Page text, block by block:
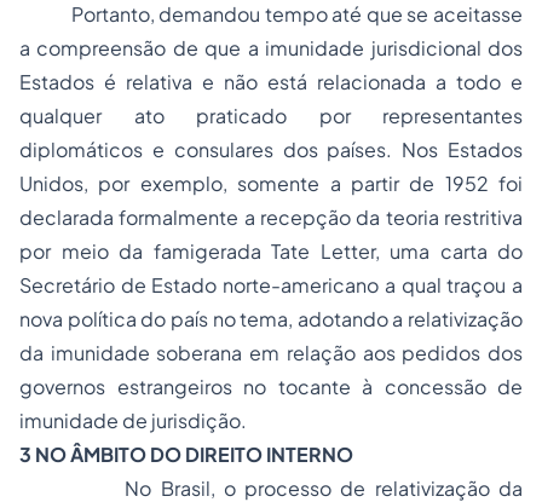
Portanto, demandou tempo até que se aceitasse
a compreensão de que a imunidade jurisdicional dos
Estados é relativa e não está relacionada a todo e
qualquer ato praticado por representantes
diplomáticos e consulares dos países. Nos Estados
Unidos, por exemplo, somente a partir de 1952 foi
declarada formalmente a recepção da teoria restritiva
por meio da famigerada Tate Letter, uma carta do
Secretário de Estado norte-americano a qual traçou a
nova política do país no tema, adotando a relativização
da imunidade soberana em relação aos pedidos dos
governos estrangeiros no tocante à concessão de
imunidade de jurisdição.
3 NO ÂMBITO DO DIREITO INTERNO
No Brasil, o processo de relativização da